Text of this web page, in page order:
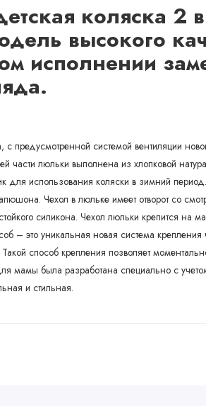
коляска 2
высокого
исполнении
предусмотренной системой вентиляции
части люльки выполнена из хлопковой
для использования коляски в зимний
Чехол в люльке имеет отворот со
силикона. Чехол люльки крепится на
– это уникальная новая система крепления
способ крепления позволяет
мамы была разработана специально с
и стильная.